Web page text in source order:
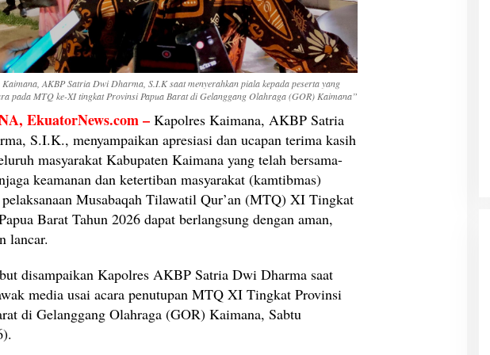
D
u
k
u
n
g
a
n
a
s
y
a
a
k
t
,
T
Q
AKBP Satria Dwi Dharma, S.I.K saat menyerahkan piala kepada peserta yang
pada MTQ ke-XI tingkat Provinsi Papua Barat di Gelanggang Olahraga (GOR) Kaimana”
EkuatorNews.com – Kapolres Kaimana, AKBP Satria
S.I.K., menyampaikan apresiasi dan ucapan terima kasih
masyarakat Kabupaten Kaimana yang telah bersama-
keamanan dan ketertiban masyarakat (kamtibmas)
pelaksanaan Musabaqah Tilawatil Qur’an (MTQ) XI Tingkat
Barat Tahun 2026 dapat berlangsung dengan aman,
lancar.
disampaikan Kapolres AKBP Satria Dwi Dharma saat
media usai acara penutupan MTQ XI Tingkat Provinsi
di Gelanggang Olahraga (GOR) Kaimana, Sabtu